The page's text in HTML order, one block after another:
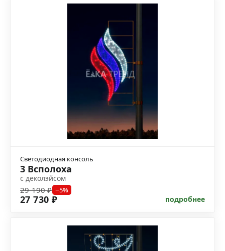
Светодиодная консоль
3 Всполоха
с деколэйсом
29 190 ₽ −5%
27 730 ₽ подробнее